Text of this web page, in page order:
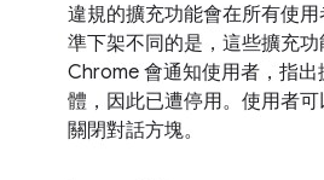
違規的擴充功能會在所有使
準下架不同的是，這些擴充功
Chrome 會通知使用者，指
體，因此已遭停用。使用者
關閉對話方塊。